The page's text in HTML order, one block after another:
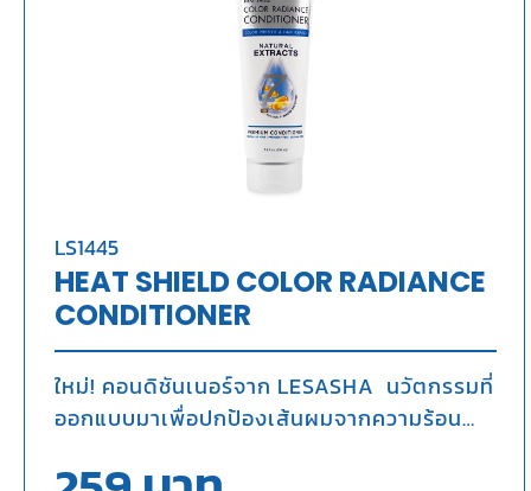
LS1445
HEAT SHIELD COLOR RADIANCE
CONDITIONER
ใหม่! คอนดิชันเนอร์จาก LESASHA นวัตกรรมที่
ออกแบบมาเพื่อปกป้องเส้นผมจากความร้อน